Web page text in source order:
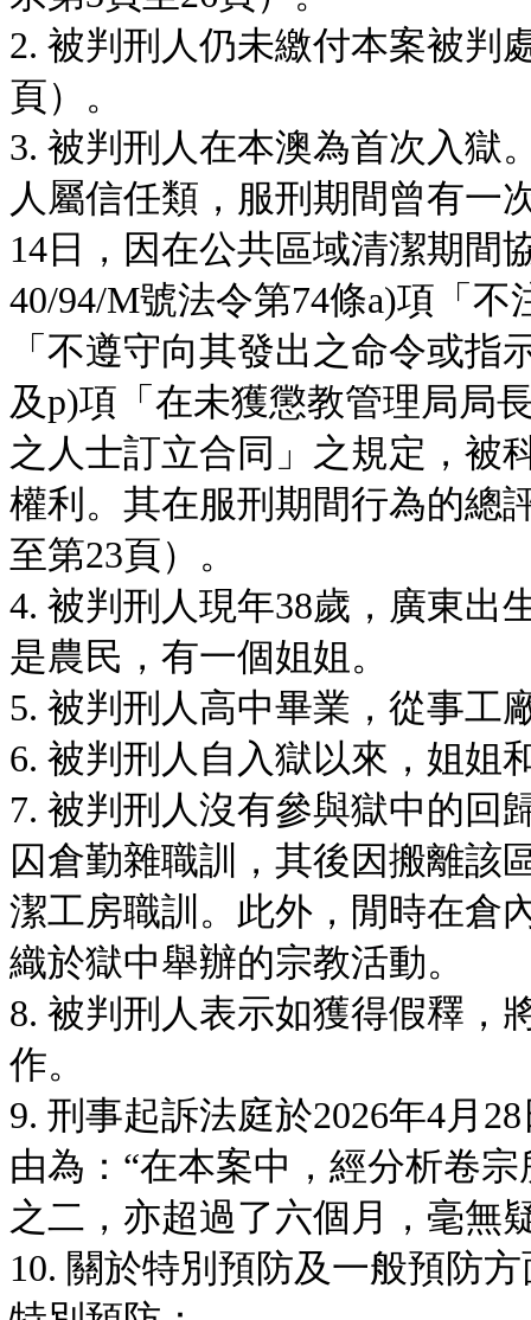
2. 被判刑人仍未繳付本案被判
頁）。
3. 被判刑人在本澳為首次入獄
人屬信任類，服刑期間曾有一
14日，因在公共區域清潔期間
40/94/M號法令第74條a)項「
「不遵守向其發出之命令或
及p)項「在未獲懲教管理局局
之人士訂立合同」之規定，被
權利。其在服刑期間行為的總
至第23頁）。
4. 被判刑人現年38歲，廣東出
是農民，有一個姐姐。
5. 被判刑人高中畢業，從事工
6. 被判刑人自入獄以來，姐姐
7. 被判刑人沒有參與獄中的回
囚倉勤雜職訓，其後因搬離該
潔工房職訓。此外，閒時在倉
織於獄中舉辦的宗教活動。
8. 被判刑人表示如獲得假釋，
作。
9. 刑事起訴法庭於2026年4月
由為：“在本案中，經分析卷
之二，亦超過了六個月，毫無
10. 關於特別預防及一般預防